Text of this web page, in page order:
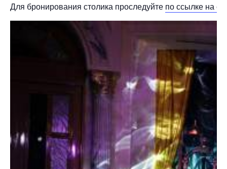
Для бронирования столика проследуйте по ссылке на